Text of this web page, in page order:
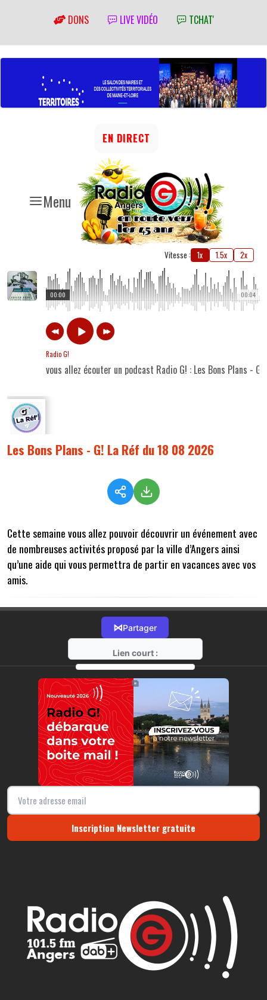
DONS LIVE VIDÉO TCHAT'
Menu
EN DIRECT
Vitesse : 1x 1.5x 2x
00:04
00:00
Radio G!
vous allez écouter un podcast Radio G! : Les Bons Plans -
Les Bons Plans - G! La Réf du 18 08 2026
Cette semaine vousallez pouvoir découvrir un événement avec
de nombreuses activités proposé par la ville d’Angers ainsi
qu’une aide qui vous permettra de partir en vacances avec vos
amis.
⋈Partager
Lien court :
https://radio-g.fr?22278
⧉
Inscription Newsletter gratuite